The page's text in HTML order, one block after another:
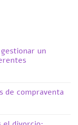
un
de compraventa